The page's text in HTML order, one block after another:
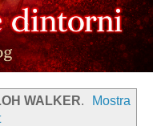
WALKER.
Mostra